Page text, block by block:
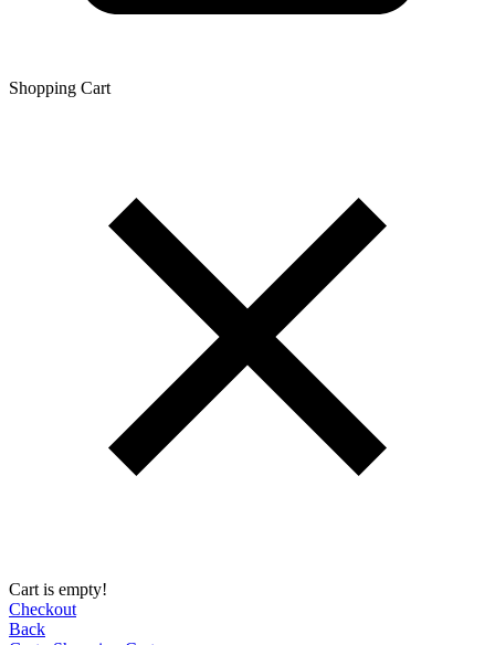
Shopping Сart
Cart is empty!
Checkout
Back